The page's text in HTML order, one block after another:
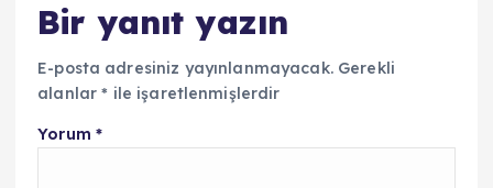
Bir yanıt yazın
E-posta adresiniz yayınlanmayacak. Gerekli
alanlar* ile işaretlenmişlerdir
Yorum *